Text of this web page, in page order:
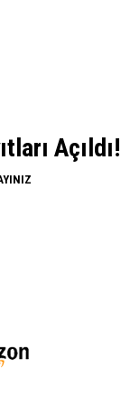
Açıldı!